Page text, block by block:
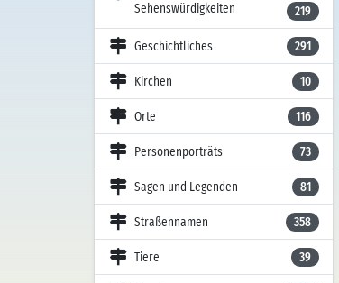
Sehenswürdigkeiten
219
Geschichtliches 291
Kirchen 10
Orte 116
Personenporträts 73
Sagen und Legenden 81
Straßennamen 358
Tiere 39